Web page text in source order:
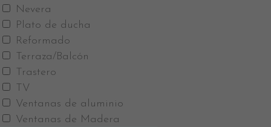
Nevera
Plato de ducha
Reformado
Terraza/Balcón
Trastero
TV
Ventanas de aluminio
Ventanas de Madera